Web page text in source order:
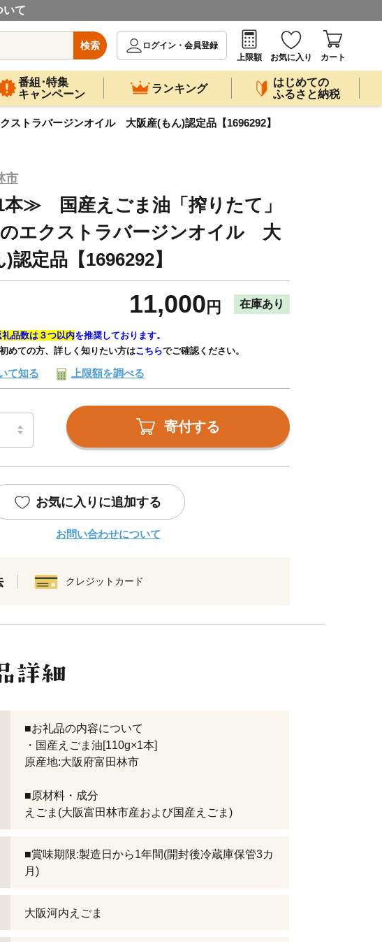
いて
検索
ログイン・会員登録
上限額
お気に入り カート
番組･特集
キャンペーン
ランキング
はじめての
ふるさと納税
トラバージンオイル 大阪産(もん)認定品【1696292】
市
≫ 国産えごま油「搾りたて」
エクストラバージンオイル 大
認定品【1696292】
11,000 円 在庫あり
礼品数は３つ以内を推奨しております。
めての方、詳しく知りたい方はこちらでご確認ください。
て知る 上限額を調べる
寄付する
お気に入りに追加する
お問い合わせについて
クレジットカード
■お礼品の内容について
・国産えごま油[110g×1本]
原産地:大阪府富田林市
■原材料・成分
えごま(大阪富田林市産および国産えごま)
■賞味期限:製造日から1年間(開封後冷蔵庫保管3カ
月)
大阪河内えごま